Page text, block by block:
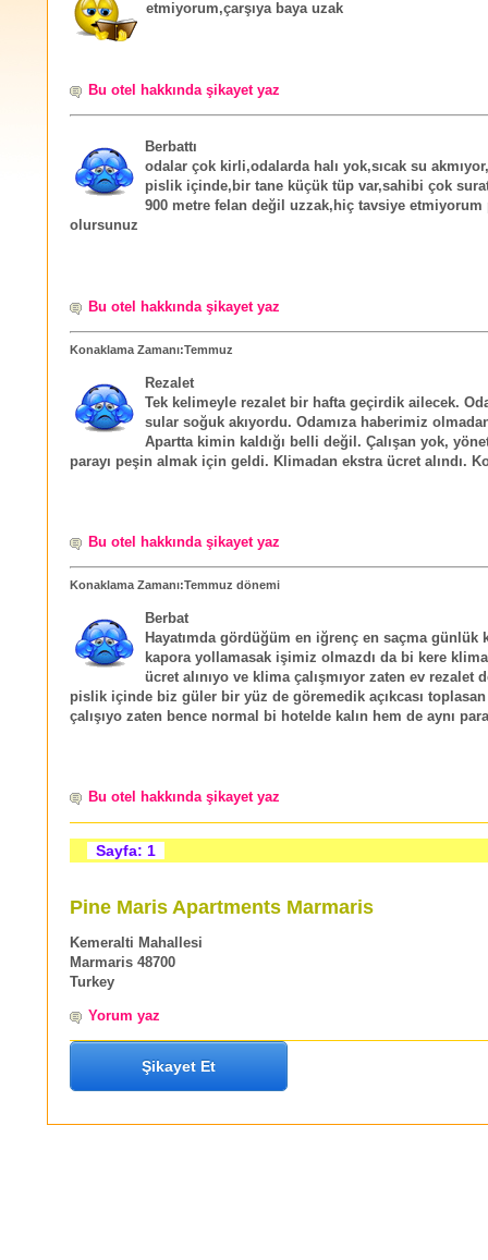
etmiyorum,çarşıya baya uzak
Bu otel hakkında şikayet yaz
Berbattı
odalar çok kirli,odalarda halı yok,sıcak su
pislik içinde,bir tane küçük tüp var,sahibi çok
900 metre felan değil uzzak,hiç tavsiye etmiyorum
olursunuz
Bu otel hakkında şikayet yaz
Konaklama Zamanı:Temmuz
Rezalet
Tek kelimeyle rezalet bir hafta geçirdik ailecek.
sular soğuk akıyordu. Odamıza haberimiz
Apartta kimin kaldığı belli değil. Çalışan yok,
parayı peşin almak için geldi. Klimadan ekstra ücret alındı.
Bu otel hakkında şikayet yaz
Konaklama Zamanı:Temmuz dönemi
Berbat
Hayatımda gördüğüm en iğrenç en saçma günlük
kapora yollamasak işimiz olmazdı da bi kere
ücret alınıyo ve klima çalışmıyor zaten ev rezalet
pislik içinde biz güler bir yüz de göremedik açıkcası
çalışıyo zaten bence normal bi hotelde kalın hem de aynı
Bu otel hakkında şikayet yaz
Sayfa: 1
Pine Maris Apartments Marmaris
Kemeralti Mahallesi
Marmaris 48700
Turkey
Yorum yaz
Şikayet Et